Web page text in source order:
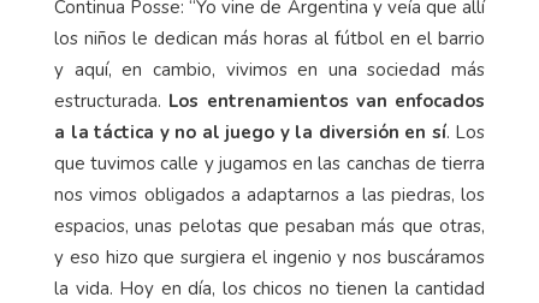
Continua Posse: “Yo vine de Argentina y veía que allí
los niños le dedican más horas al fútbol en el barrio
y aquí, en cambio, vivimos en una sociedad más
estructurada. Los entrenamientos van enfocados
a la táctica y no al juego y la diversión en sí. Los
que tuvimos calle y jugamos en las canchas de tierra
nos vimos obligados a adaptarnos a las piedras, los
espacios, unas pelotas que pesaban más que otras,
y eso hizo que surgiera el ingenio y nos buscáramos
la vida. Hoy en día, los chicos no tienen la cantidad